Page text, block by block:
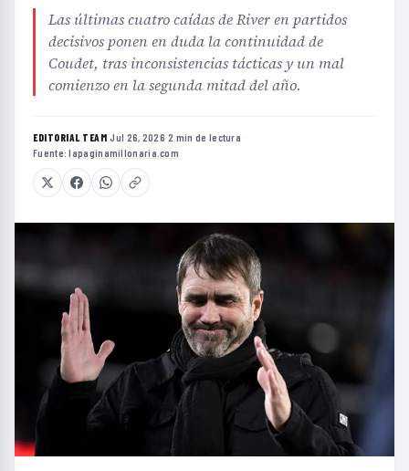
Las últimas cuatro caídas de River en partidos
decisivos ponen en duda la continuidad de
Coudet, tras inconsistencias tácticas y un mal
comienzo en la segunda mitad del año.
EDITORIAL TEAM·Jul 26, 2026·2 min de lectura·
Fuente:lapaginamillonaria.com